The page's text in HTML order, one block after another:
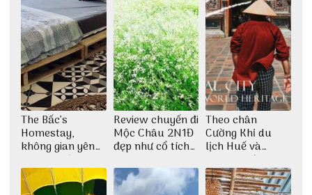
The Bấc’s
Homestay,
không gian yên
bình tại Hòn Sơn
Review chuyến đi
Mộc Châu 2N1Đ
đẹp như cổ tích
Thu Hà
Theo chân
Cường Khỉ du
lịch Huế và
check-in đúng
những góc chụp
đẹp